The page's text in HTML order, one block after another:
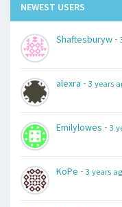
NEWEST USERS
Shaftesburyw -
alexra - 3 years
Emilylowes - 3
KoPe - 3 years